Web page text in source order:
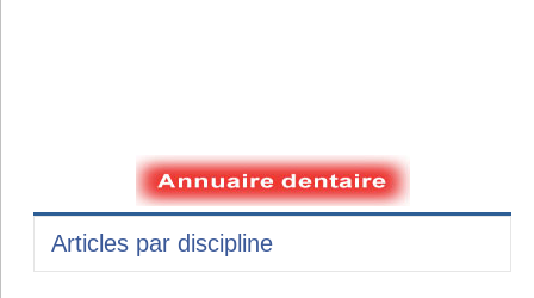
Articles par discipline